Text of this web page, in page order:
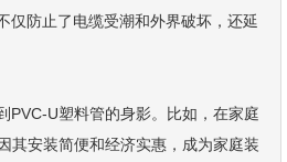
仅防止了电缆受潮和外界破坏，还延
PVC-U塑料管的身影。比如，在家庭
其安装简便和经济实惠，成为家庭装